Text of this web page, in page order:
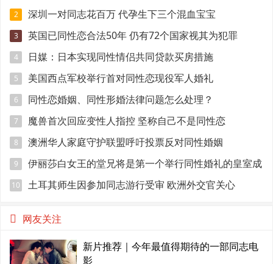
2 深圳一对同志花百万 代孕生下三个混血宝宝
3 英国已同性恋合法50年 仍有72个国家视其为犯罪
4 日媒：日本实现同性情侣共同贷款买房措施
5 美国西点军校举行首对同性恋现役军人婚礼
6 同性恋婚姻、同性形婚法律问题怎么处理？
7 魔兽首次回应变性人指控 坚称自己不是同性恋
8 澳洲华人家庭守护联盟呼吁投票反对同性婚姻
9
伊丽莎白女王的堂兄将是第一个举行同性婚礼的皇室成
员
10 土耳其师生因参加同志游行受审 欧洲外交官关心
网友关注
新片推荐｜今年最值得期待的一部同志电
影